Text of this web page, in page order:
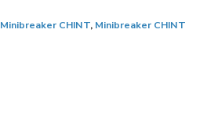
Minibreaker CHINT, Minibreaker CHINT